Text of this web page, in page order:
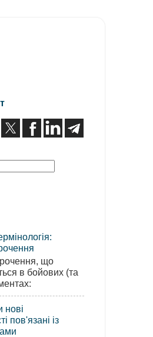
що
в бойових (та
нові
пов'язані із